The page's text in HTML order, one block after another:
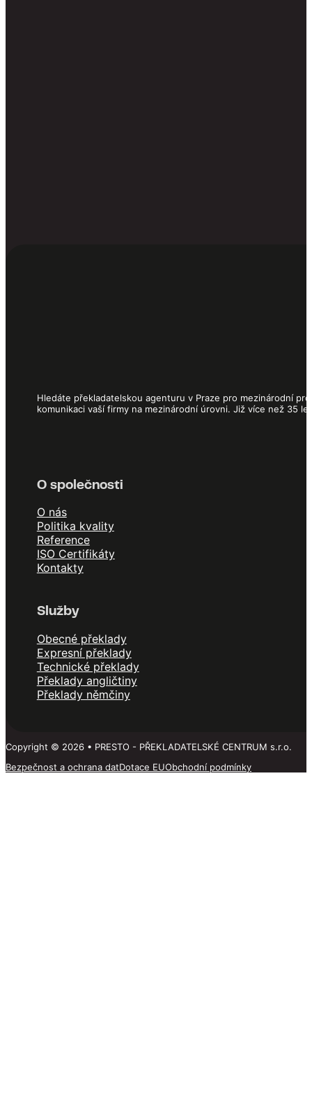
Hledáte překladatelskou agenturu v Praze pro mezinárodní
komunikaci vaší firmy na mezinárodní úrovni. Již více než 35
O společnosti
O nás
Politika kvality
Reference
ISO Certifikáty
Kontakty
Služby
Obecné překlady
Expresní překlady
Technické překlady
Překlady angličtiny
Překlady němčiny
Copyright © 2026 • PRESTO - PŘEKLADATELSKÉ CENTRUM s.r.o.
Bezpečnost a ochrana datDotace EUObchodní podmínky